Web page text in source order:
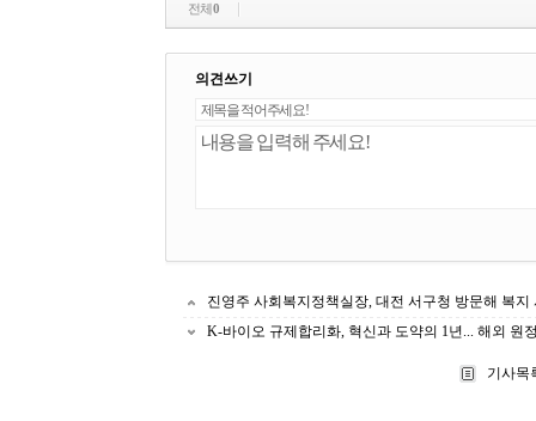
전체0
의견쓰기
진영주 사회복지정책실장, 대전 서구청 방문해 복
K-바이오 규제합리화, 혁신과 도약의 1년... 해외 원
기사목